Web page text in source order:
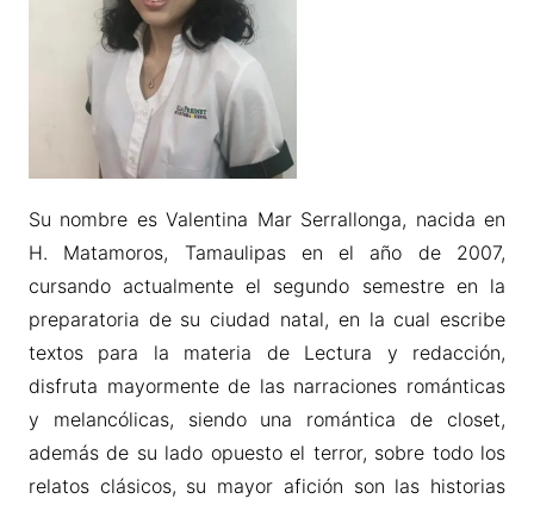
Su nombre es Valentina Mar Serrallonga, nacida en
H. Matamoros, Tamaulipas en el año de 2007,
cursando actualmente el segundo semestre en la
preparatoria de su ciudad natal, en la cual escribe
textos para la materia de Lectura y redacción,
disfruta mayormente de las narraciones románticas
y melancólicas, siendo una romántica de closet,
además de su lado opuesto el terror, sobre todo los
relatos clásicos, su mayor afición son las historias